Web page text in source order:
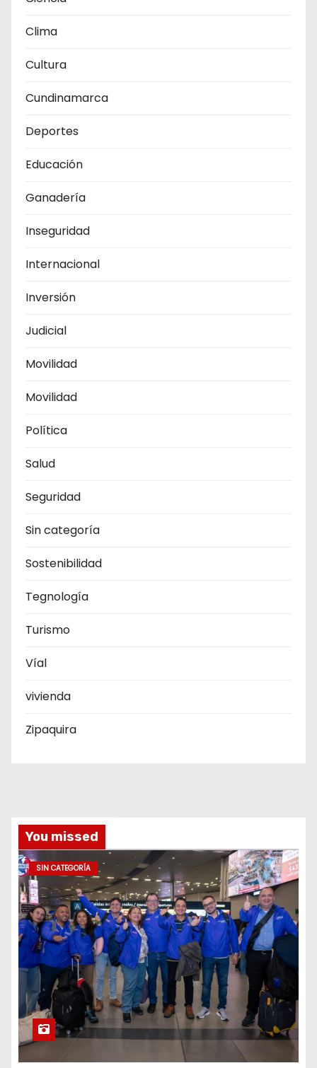
Clima
Cultura
Cundinamarca
Deportes
Educación
Ganadería
Inseguridad
Internacional
Inversión
Judicial
Movilidad
Movilidad
Política
Salud
Seguridad
Sin categoría
Sostenibilidad
Tegnología
Turismo
Víal
vivienda
Zipaquira
You missed
SIN CATEGORÍA